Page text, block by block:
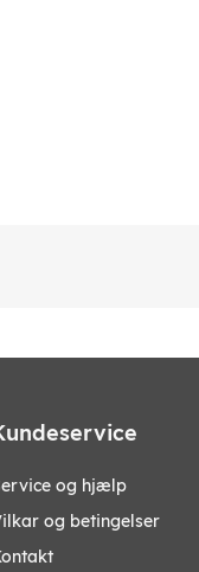
og hjælp
og betingelser